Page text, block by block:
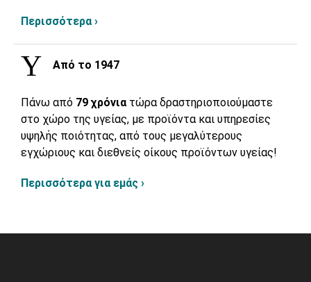
Περισσότερα ›
Από το 1947
Πάνω από 79 χρόνια τώρα δραστηριοποιούμαστε
στο χώρο της υγείας, με προϊόντα και υπηρεσίες
υψηλής ποιότητας, από τους μεγαλύτερους
εγχώριους και διεθνείς οίκους προϊόντων υγείας!
Περισσότερα για εμάς ›